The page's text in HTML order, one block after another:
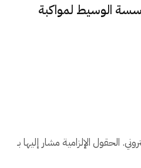
الوسيط لمواكبة
الحقول الإلزامية مشار إليها بـ